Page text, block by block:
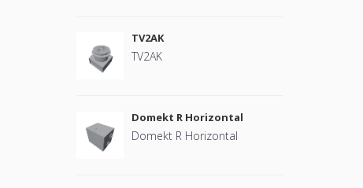
TV2AK
TV2AK
Domekt R Horizontal
Domekt R Horizontal